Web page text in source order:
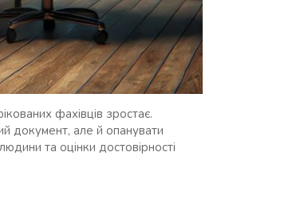
фахівців зростає.
документ, але й опанувати
та оцінки достовірності